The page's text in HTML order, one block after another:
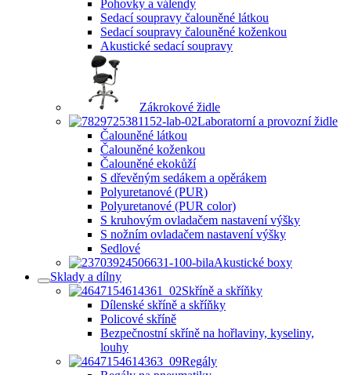
Pohovky a válendy
Sedací soupravy čalouněné látkou
Sedací soupravy čalouněné koženkou
Akustické sedací soupravy
Zákrokové židle
Laboratorní a provozní židle
Čalouněné látkou
Čalouněné koženkou
Čalouněné ekokůží
S dřevěným sedákem a opěrákem
Polyuretanové (PUR)
Polyuretanové (PUR color)
S kruhovým ovladačem nastavení výšky
S nožním ovladačem nastavení výšky
Sedlové
Akustické boxy
Sklady a dílny
Skříně a skříňky
Dílenské skříně a skříňky
Policové skříně
Bezpečnostní skříně na hořlaviny, kyseliny,
louhy
Regály